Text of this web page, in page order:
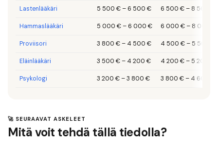
Lastenlääkäri 5 500 €– 6 500 € 6 500 €– 8 500 €
Hammaslääkäri 5 000 €– 6 000 € 6 000 €– 8 000 €
Proviisori 3 800 €– 4 500 € 4 500 €– 5 500 €
Eläinlääkäri 3 500 €– 4 200 € 4 200 €– 5 200 €
Psykologi 3 200 €–3 800 € 3 800 €– 4 600 €
🚀 SEURAAVAT ASKELEET
Mitä voit tehdä tällä tiedolla?